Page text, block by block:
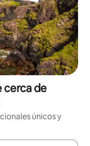
cerca de
únicos y